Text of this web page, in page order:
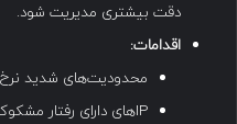
دقت بیشتری مدیریت شود.
اقدامات:
محدودیت‌های شدید نرخ
IPهای دارای رفتار مشکوک را مسدود یا ممنوع کنید.